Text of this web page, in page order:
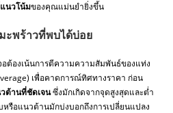
แนวโน้มของคุณแม่นยำยิ่งขึ้น
ะพร้าวที่พบได้บ่อย
ต้องเน้นการตีความความสัมพันธ์ของแท่ง
เพื่อคาดการณ์ทิศทางราคา ก่อน
ต้านที่ชัดเจนซึ่งมักเกิดจากจุดสูงสุดและต่ำ
รือแนวต้านมักบ่งบอกถึงการเปลี่ยนแปลง